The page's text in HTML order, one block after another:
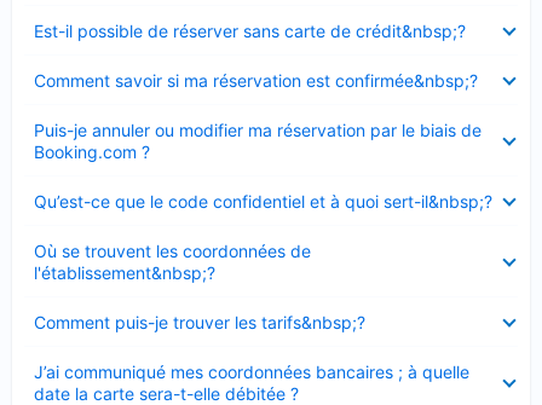
Est-il possible de réserver sans carte de crédit&nbsp;?
fermé
Comment savoir si ma réservation est confirmée&nbsp;?
fermé
Puis-je annuler ou modifier ma réservation par le biais de
Booking.com ?
fermé
Qu’est-ce que le code confidentiel et à quoi sert-il&nbsp;?
fermé
Où se trouvent les coordonnées de
l'établissement&nbsp;?
fermé
Comment puis-je trouver les tarifs&nbsp;?
fermé
J’ai communiqué mes coordonnées bancaires ; à quelle
date la carte sera-t-elle débitée ?
fermé